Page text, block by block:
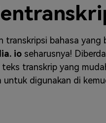
transkripsi bahasa
io seharusnya!
teks transkrip yang
untuk digunakan di